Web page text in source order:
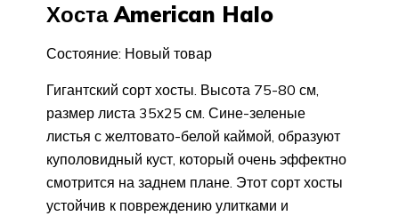
Хоста American Halo
Состояние: Новый товар
Гигантский сорт хосты. Высота 75-80 см,
размер листа 35х25 см. Сине-зеленые
листья с желтовато-белой каймой, образуют
куполовидный куст, который очень эффектно
смотрится на заднем плане. Этот сорт хосты
устойчив к повреждению улитками и